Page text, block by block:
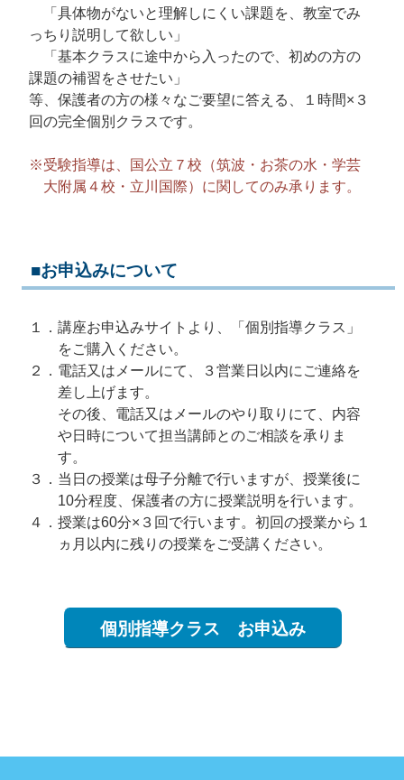
「具体物がないと理解しにくい課題を、教室でみ
っちり説明して欲しい」
「基本クラスに途中から入ったので、初めの方の
課題の補習をさせたい」
等、保護者の方の様々なご要望に答える、１時間×３
回の完全個別クラスです。
※受験指導は、国公立７校（筑波・お茶の水・学芸
大附属４校・立川国際）に関してのみ承ります。
■お申込みについて
１．講座お申込みサイトより、「個別指導クラス」
をご購入ください。
２．電話又はメールにて、３営業日以内にご連絡を
差し上げます。
その後、電話又はメールのやり取りにて、内容
や日時について担当講師とのご相談を承りま
す。
３．当日の授業は母子分離で行いますが、授業後に
10分程度、保護者の方に授業説明を行います。
４．授業は60分×３回で行います。初回の授業から１
ヵ月以内に残りの授業をご受講ください。
個別指導クラス お申込み